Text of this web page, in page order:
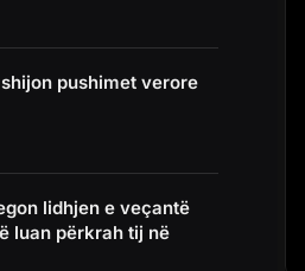
pushimet verore
lidhjen e veçantë
luan përkrah tij në